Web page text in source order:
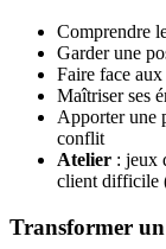
Comprendre
Garder une
Faire face
Maîtriser ses
Apporter une
conflit
Atelier : jeux
client difficile
Transformer